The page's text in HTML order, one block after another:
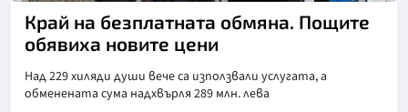
Край на безплатната обмяна. Пощите
обявиха новите цени
Над 229 хиляди души вече са използвали услугата, а
обменената сума надхвърля 289 млн. лева